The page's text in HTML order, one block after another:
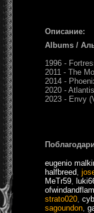
Описание:
Albums /
1996 -
2011 - The
2014 -
2020 - Atlantis
2023 - Envy
eugenio
halfbreed
MeTr59
strato020
sagoundon